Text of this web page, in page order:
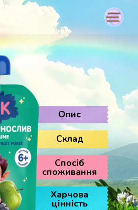
Опис
Склад
Спосіб
споживання
Харчова
цінність